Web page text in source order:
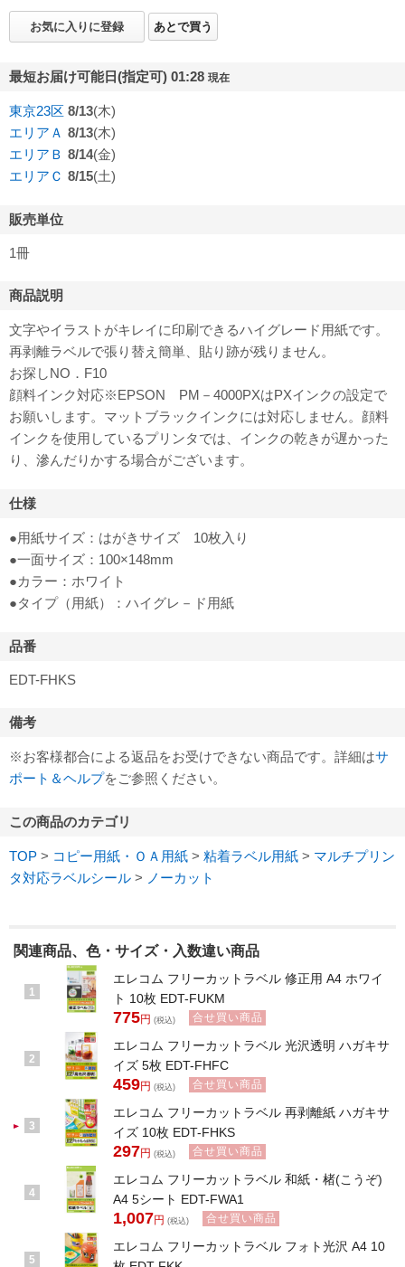
お気に入りに登録 あとで買う
最短お届け可能日(指定可) 01:28 現在
東京23区 8/13(木)
エリアＡ 8/13(木)
エリアＢ 8/14(金)
エリアＣ 8/15(土)
販売単位
1冊
商品説明
文字やイラストがキレイに印刷できるハイグレード用紙です。
再剥離ラベルで張り替え簡単、貼り跡が残りません。
お探しNO．F10
顔料インク対応※EPSON PM－4000PXはPXインクの設定で
お願いします。マットブラックインクには対応しません。顔料
インクを使用しているプリンタでは、インクの乾きが遅かった
り、滲んだりかする場合がございます。
仕様
●用紙サイズ：はがきサイズ 10枚入り
●一面サイズ：100×148mm
●カラー：ホワイト
●タイプ（用紙）：ハイグレ－ド用紙
品番
EDT-FHKS
備考
※お客様都合による返品をお受けできない商品です。詳細はサ
ポート＆ヘルプをご参照ください。
この商品のカテゴリ
TOP > コピー用紙・ＯＡ用紙 > 粘着ラベル用紙 > マルチプリン
タ対応ラベルシール > ノーカット
関連商品、色・サイズ・入数違い商品
1
エレコム フリーカットラベル 修正用 A4 ホワイ
ト 10枚 EDT-FUKM
775円 (税込) 合せ買い商品
2
エレコム フリーカットラベル 光沢透明 ハガキサ
イズ 5枚 EDT-FHFC
459円 (税込) 合せ買い商品
3
エレコム フリーカットラベル 再剥離紙 ハガキサ
イズ 10枚 EDT-FHKS
297円 (税込) 合せ買い商品
4
エレコム フリーカットラベル 和紙・楮(こうぞ)
A4 5シート EDT-FWA1
1,007円 (税込) 合せ買い商品
5
エレコム フリーカットラベル フォト光沢 A4 10